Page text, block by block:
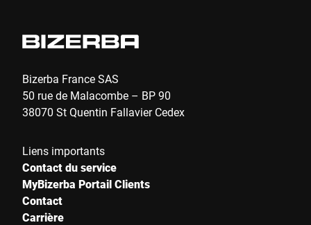
Bizerba France SAS
50 rue de Malacombe – BP 90
38070 St Quentin Fallavier Cedex
Liens importants
Contact du service
MyBizerba Portail Clients
Contact
Carrière